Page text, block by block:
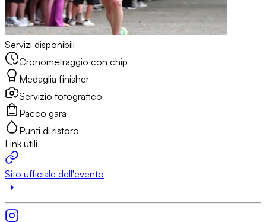
Servizi disponibili
Cronometraggio con chip
Medaglia finisher
Servizio fotografico
Pacco gara
Punti di ristoro
Link utili
Sito ufficiale dell'evento